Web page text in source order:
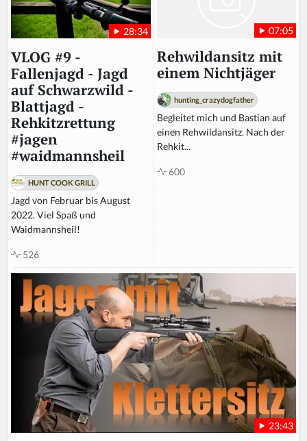
28:34
VLOG #9 -
Fallenjagd - Jagd
auf Schwarzwild -
Blattjagd -
Rehkitzrettung
#jagen
#waidmannsheil
HUNT COOK GRILL
Jagd von Februar bis August
2022. Viel Spaß und
Waidmannsheil!
526
07:05
Rehwildansitz mit
einem Nichtjäger
hunting_crazydogfather
Begleitet mich und Bastian auf
einen Rehwildansitz. Nach der
Rehkit...
600
23:43